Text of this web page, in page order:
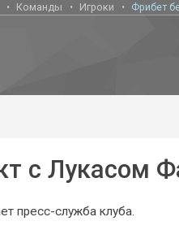
Команды Игроки Фрибет
с Лукасом
пресс-служба клуба.